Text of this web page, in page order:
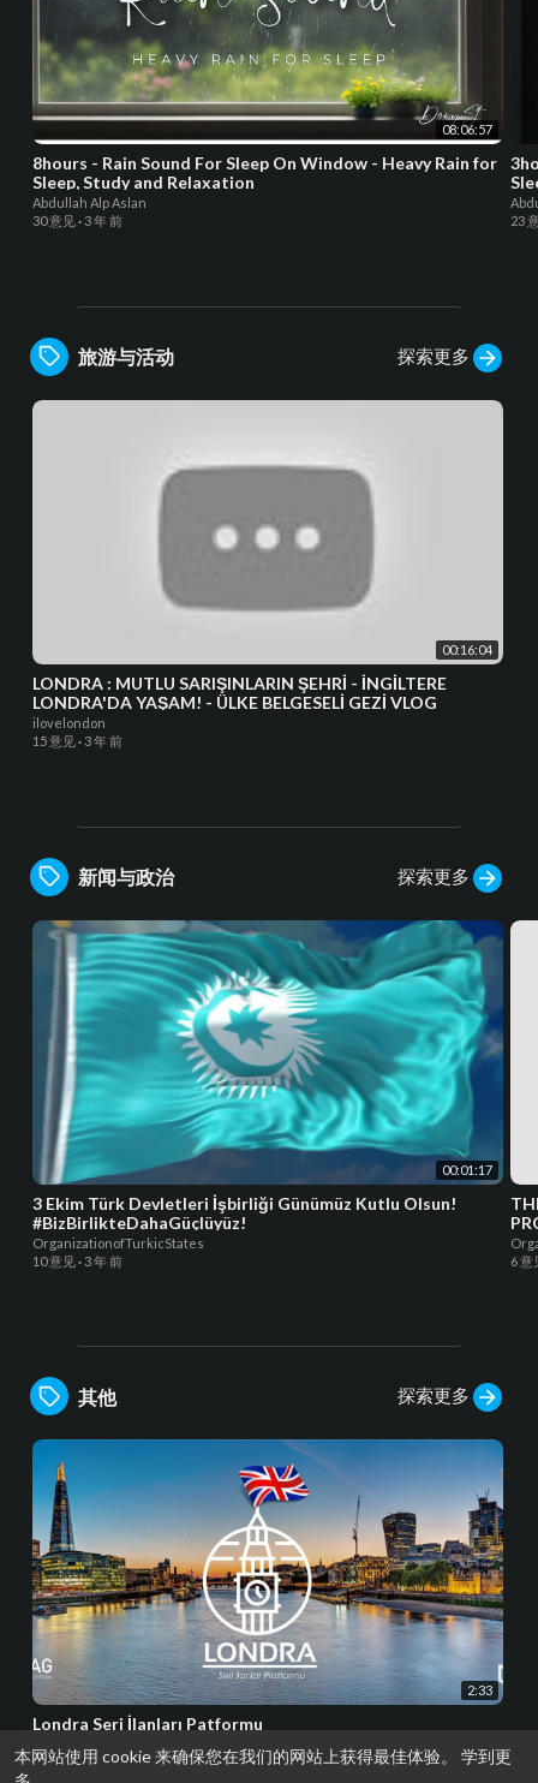
本网站使用 cookie 来确保您在我们的网站上获得最佳体验。 学到更
08:06:57
8hours - Rain Sound For Sleep On Window - Heavy Rain for
Sleep, Study and Relaxation
Abdullah Alp Aslan
30 意见· 3 年 前
23
旅游与活动 探索更多
00:16:04
LONDRA : MUTLU SARIŞINLARIN ŞEHRİ - İNGİLTERE
LONDRA'DA YAŞAM! - ÜLKE BELGESELİ GEZİ VLOG
ilovelondon
15 意见· 3 年 前
新闻与政治 探索更多
00:01:17
3 Ekim Türk Devletleri İşbirliği Günümüz Kutlu Olsun!
#BizBirlikteDahaGüçlüyüz!
OrganizationofTurkicStates
10 意见· 3 年 前
6 意
其他 探索更多
2:33
Londra Seri İlanları Patformu
Abdullah Alp ASLAN
55 意见· 3 年 前